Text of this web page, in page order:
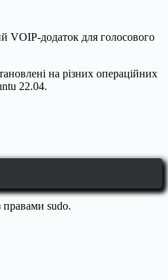
VOIP-додаток для голосового
на різних операційних
22.04.
правами sudo.